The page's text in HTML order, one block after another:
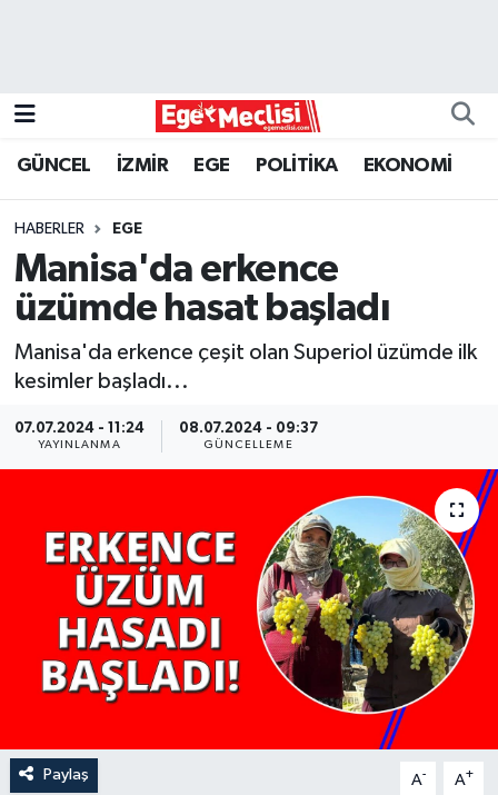
GÜNCEL İZMİR EGE POLİTİKA EKONOMİ
HABERLER EGE
Manisa'da erkence
üzümde hasat başladı
Manisa'da erkence çeşit olan Superiol üzümde ilk
kesimler başladı...
07.07.2024 - 11:24
YAYINLANMA
08.07.2024 - 09:37
GÜNCELLEME
Paylaş A- A+
GÜNCEL
İZMİR
ÖZEL HABER
Programlar
YAŞAM